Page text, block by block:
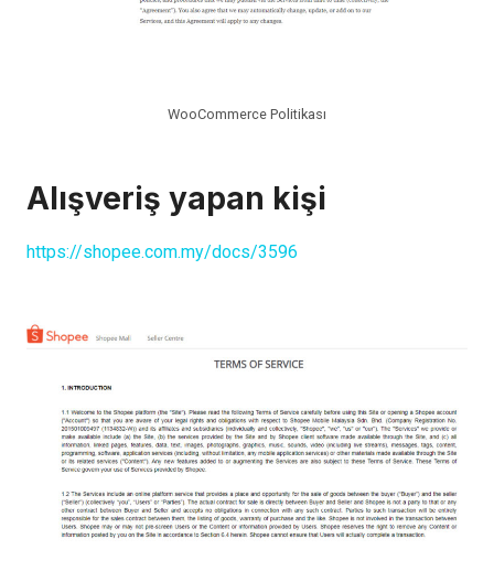
WooCommerce Politikası
Alışveriş yapan kişi
https://shopee.com.my/docs/3596